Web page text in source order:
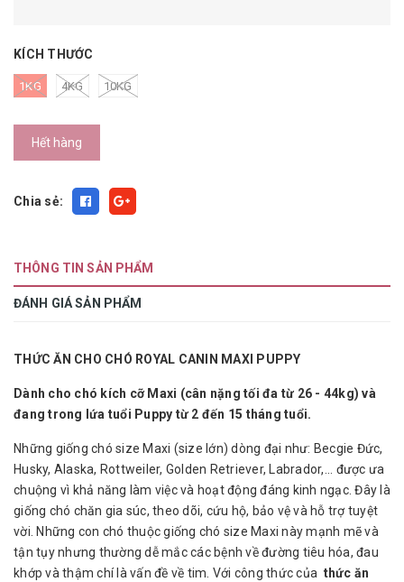
KÍCH THƯỚC
1KG 4KG 10KG
Hết hàng
Chia sẻ:
THÔNG TIN SẢN PHẨM
ĐÁNH GIÁ SẢN PHẨM
THỨC ĂN CHO CHÓ ROYAL CANIN MAXI PUPPY
Dành cho chó kích cỡ Maxi (cân nặng tối đa từ 26 - 44kg) và
đang trong lứa tuổi Puppy từ 2 đến 15 tháng tuổi.
Những giống chó size Maxi (size lớn) dòng đại như: Becgie Đức,
Husky, Alaska, Rottweiler, Golden Retriever, Labrador,... được ưa
chuộng vì khả năng làm việc và hoạt động đáng kinh ngạc. Đây là
giống chó chăn gia súc, theo dõi, cứu hộ, bảo vệ và hỗ trợ tuyệt
vời. Những con chó thuộc giống chó size Maxi này mạnh mẽ và
tận tụy nhưng thường dễ mắc các bệnh về đường tiêu hóa, đau
khớp và thậm chí là vấn đề về tim. Với công thức của thức ăn